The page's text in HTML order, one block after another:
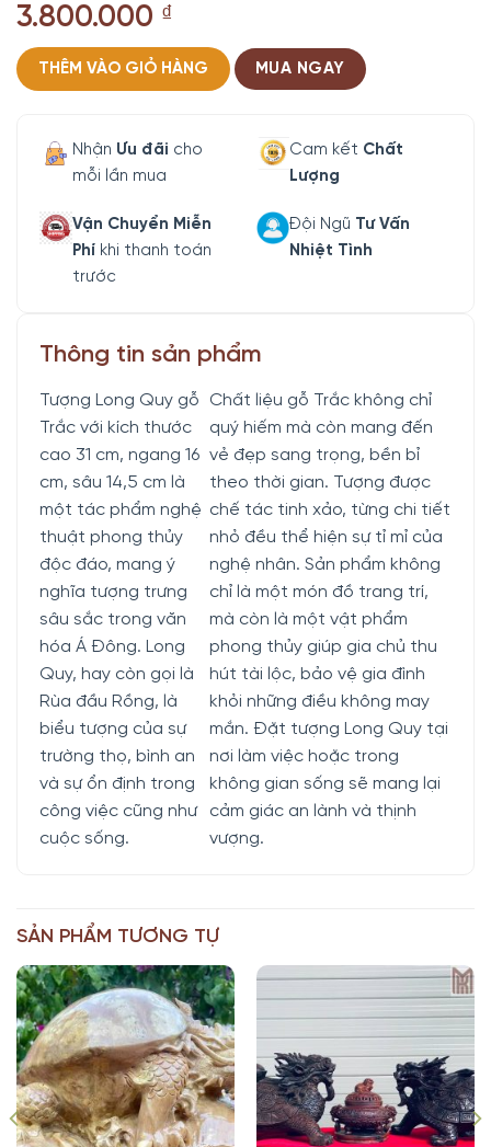
3.800.000 ₫
THÊM VÀO GIỎ HÀNG MUA NGAY
Nhận Ưu đãi cho
mỗi lần mua
Cam kết Chất
Lượng
Vận Chuyển Miễn
Phí khi thanh toán
trước
Đội Ngũ Tư Vấn
Nhiệt Tình
Thông tin sản phẩm
Tượng Long Quy gỗ
Trắc với kích thước
cao 31 cm, ngang 16
cm, sâu 14,5 cm là
một tác phẩm nghệ
thuật phong thủy
độc đáo, mang ý
nghĩa tượng trưng
sâu sắc trong văn
hóa Á Đông. Long
Quy, hay còn gọi là
Rùa đầu Rồng, là
biểu tượng của sự
trường thọ, bình an
và sự ổn định trong
công việc cũng như
cuộc sống.
Chất liệu gỗ Trắc không chỉ
quý hiếm mà còn mang đến
vẻ đẹp sang trọng, bền bỉ
theo thời gian. Tượng được
chế tác tinh xảo, từng chi tiết
nhỏ đều thể hiện sự tỉ mỉ của
nghệ nhân. Sản phẩm không
chỉ là một món đồ trang trí,
mà còn là một vật phẩm
phong thủy giúp gia chủ thu
hút tài lộc, bảo vệ gia đình
khỏi những điều không may
mắn. Đặt tượng Long Quy tại
nơi làm việc hoặc trong
không gian sống sẽ mang lại
cảm giác an lành và thịnh
vượng.
SẢN PHẨM TƯƠNG TỰ